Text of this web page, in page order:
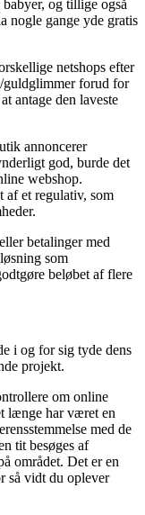
og tillige også
nogle gange yde gratis
netshops efter
guldglimmer forud for
antage den laveste
annoncerer
god, burde det
webshop.
af et regulativ, som
betalinger med
som
beløbet af flere
i og for sig tyde dens
projekt.
om online
længe har været en
med de
tit besøges af
området. Det er en
så vidt du oplever